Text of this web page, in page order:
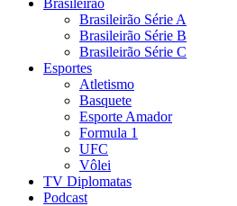
Brasileirão
Brasileirão Série A
Brasileirão Série B
Brasileirão Série C
Esportes
Atletismo
Basquete
Esporte Amador
Formula 1
UFC
Vôlei
TV Diplomatas
Podcast